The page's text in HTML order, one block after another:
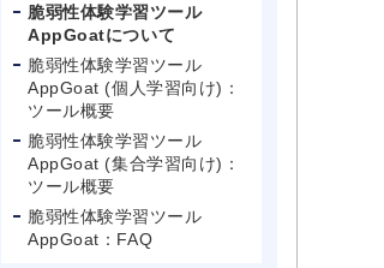
脆弱性体験学習ツール
AppGoatについて
脆弱性体験学習ツール
AppGoat (個人学習向け)：
ツール概要
脆弱性体験学習ツール
AppGoat (集合学習向け)：
ツール概要
脆弱性体験学習ツール
AppGoat：FAQ